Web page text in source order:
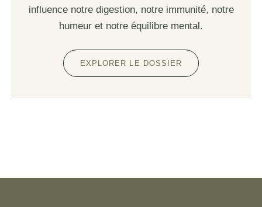
influence notre digestion, notre immunité, notre
humeur et notre équilibre mental.
EXPLORER LE DOSSIER